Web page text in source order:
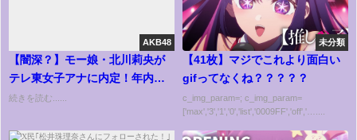
AKB48
【闇深？】モー娘・北川莉央が
テレ東女子アナに内定！年内で
グループ卒業【モーニング
続きを読む......
未分類
【41枚】マジでこれより面白い
gifってなくね？？？？？
c_img_param=; c_img_param=
['max','3','1','0','list','0009FF','off','…....